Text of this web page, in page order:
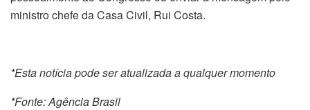
ministro chefe da Casa Civil, Rui Costa.
*Esta notícia pode ser atualizada a qualquer momento
*Fonte: Agência Brasil